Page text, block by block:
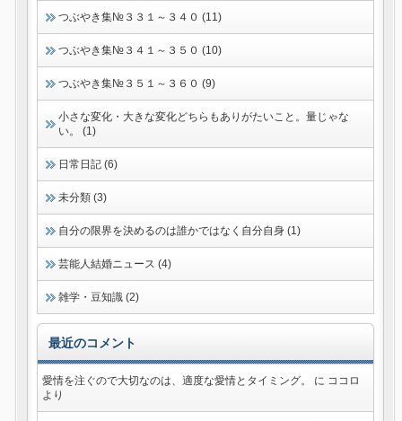
つぶやき集№３３１～３４０ (11)
つぶやき集№３４１～３５０ (10)
つぶやき集№３５１～３６０ (9)
小さな変化・大きな変化どちらもありがたいこと。量じゃな
い。 (1)
日常日記 (6)
未分類 (3)
自分の限界を決めるのは誰かではなく自分自身 (1)
芸能人結婚ニュース (4)
雑学・豆知識 (2)
最近のコメント
愛情を注ぐので大切なのは、適度な愛情とタイミング。 に ココロ
より